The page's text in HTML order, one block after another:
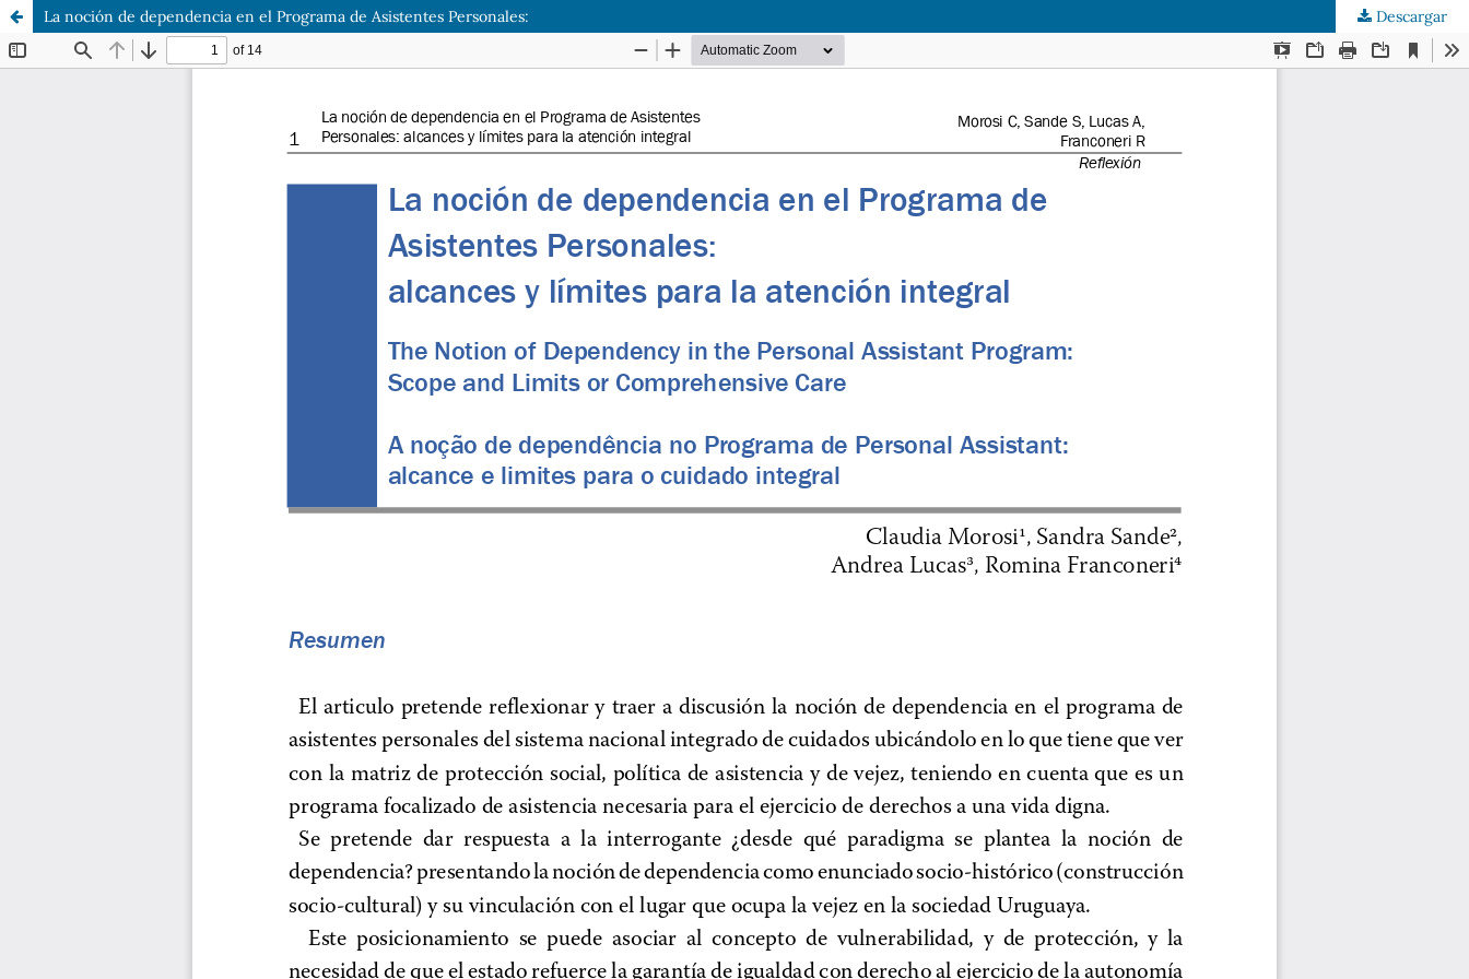
La noción de dependencia en el Programa de Asistentes Personales: Descargar